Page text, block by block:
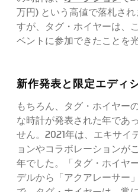
万円) という高値で落札さ
すが、タグ・ホイヤーは、
ベントに参加できたことを
新作発表と限定エディ
もちろん、タグ・ホイヤー
な時計が発表された年であ
せん。2021年は、エキサイ
ョンやコラボレーションが
年でした。「タグ・ホイヤ
デルから「アクアレーサー